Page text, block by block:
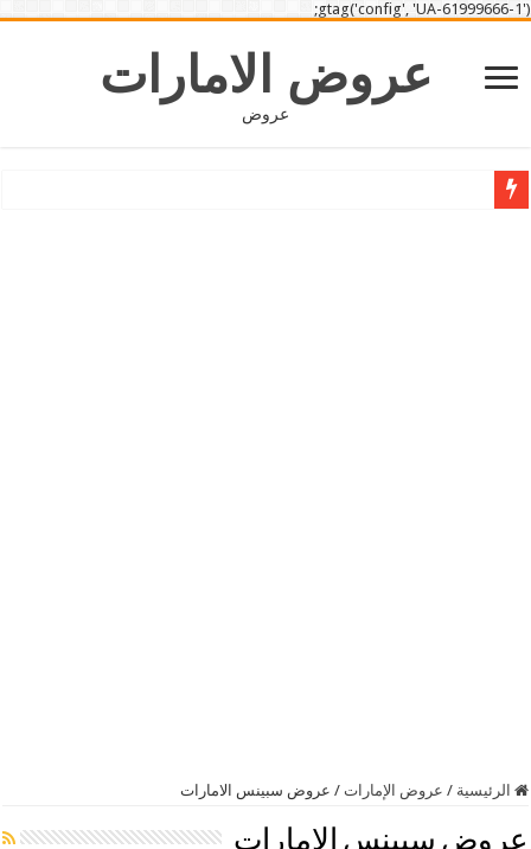
gtag('config', 'UA-61999666-1');
عروض الامارات
عروض
الرئيسية / عروض الإمارات / عروض سبينس الامارات
عروض سبينس الامارات